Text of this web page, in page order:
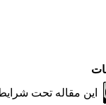
این مقاله تحت